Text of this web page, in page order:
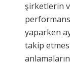
şirketlerin
yaparken
takip